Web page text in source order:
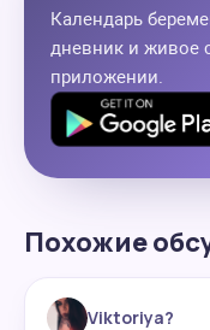
Календарь
дневник и живое
приложении.
Похожие
Viktoriya?